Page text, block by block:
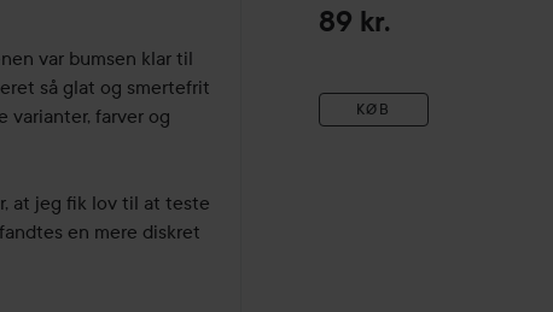
var bumsen klar til
så glat og smertefrit
varianter, farver og
at jeg fik lov til at teste
en mere diskret
89 kr.
KØB